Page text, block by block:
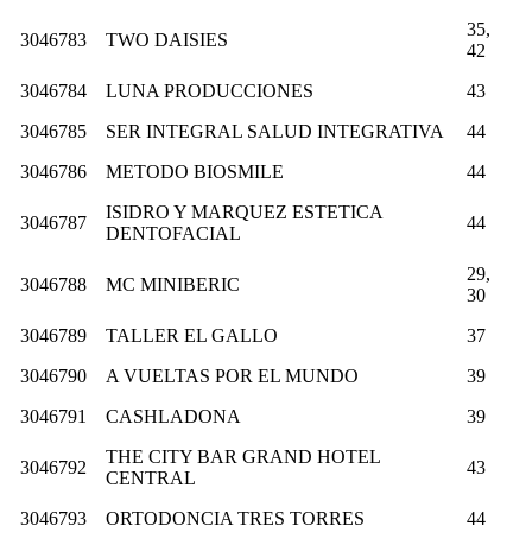
3046783 TWO DAISIES
35,
42
3046784
LUNA PRODUCCIONES
43
3046785
SER INTEGRAL SALUD INTEGRATIVA
44
3046786
METODO BIOSMILE 44
3046787
ISIDRO Y MARQUEZ ESTETICA
DENTOFACIAL
44
3046788 MC MINIBERIC
29,
30
3046789
TALLER EL GALLO
37
3046790
A VUELTAS POR EL MUNDO
39
3046791
CASHLADONA 39
3046792
THE CITY BAR GRAND HOTEL
CENTRAL
43
3046793 ORTODONCIA TRES TORRES 44